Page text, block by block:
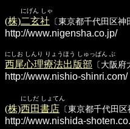
にげん しゃ
(株)二玄社 〔東京都千代田区神
http://www.nigensha.co.jp/
にしお しんり りょうほう しゅっぱん ぶ
西尾心理療法出版部 〔大阪
http://www.nishio-shinri.com/
にしだ しょてん
(株)西田書店 〔東京都千代田
http://www.nishida-